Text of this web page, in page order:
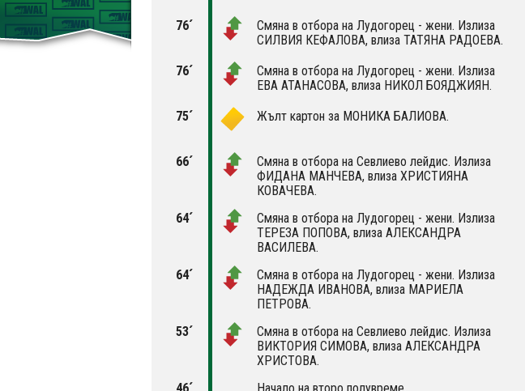
76´
Смяна в отбора на Лудогорец - жени. Излиза
СИЛВИЯ КЕФАЛОВА, влиза ТАТЯНА РАДОЕВА.
76´
Смяна в отбора на Лудогорец - жени. Излиза
ЕВА АТАНАСОВА, влиза НИКОЛ БОЯДЖИЯН.
75´
Жълт картон за МОНИКА БАЛИОВА.
66´
Смяна в отбора на Севлиево лейдис. Излиза
ФИДАНА МАНЧЕВА, влиза ХРИСТИЯНА
КОВАЧЕВА.
64´
Смяна в отбора на Лудогорец - жени. Излиза
ТЕРЕЗА ПОПОВA, влиза АЛЕКСАНДРА
ВАСИЛЕВА.
64´
Смяна в отбора на Лудогорец - жени. Излиза
НАДЕЖДА ИВАНОВА, влиза МАРИЕЛА
ПЕТРОВА.
53´
Смяна в отбора на Севлиево лейдис. Излиза
ВИКТОРИЯ СИМОВА, влиза АЛЕКСАНДРА
ХРИСТОВА.